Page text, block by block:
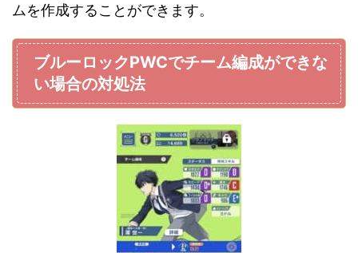
ムを作成することができます。
ブルーロックPWCでチーム編成ができな
い場合の対処法